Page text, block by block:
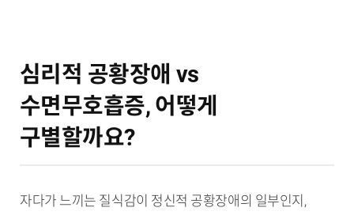
심리적 공황장애 vs
수면무호흡증, 어떻게
구별할까요?
자다가 느끼는 질식감이 정신적 공황장애의 일부인지,